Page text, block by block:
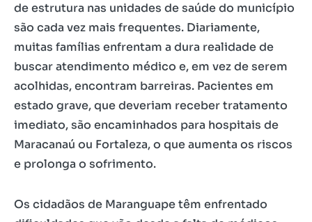
de estrutura nas unidades de saúde do município
são cada vez mais frequentes. Diariamente,
muitas famílias enfrentam a dura realidade de
buscar atendimento médico e, em vez de serem
acolhidas, encontram barreiras. Pacientes em
estado grave, que deveriam receber tratamento
imediato, são encaminhados para hospitais de
Maracanaú ou Fortaleza, o que aumenta os riscos
e prolonga o sofrimento.
Os cidadãos de Maranguape têm enfrentado